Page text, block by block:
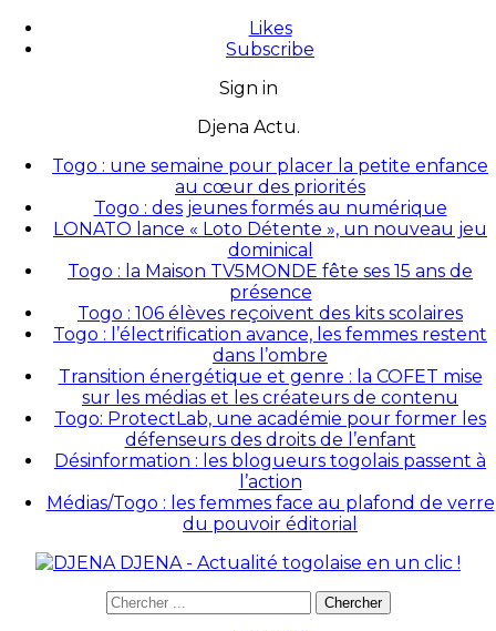
Likes
Subscribe
Sign in
Djena Actu.
Togo : une semaine pour placer la petite enfance
au cœur des priorités
Togo : des jeunes formés au numérique
LONATO lance « Loto Détente », un nouveau jeu
dominical
Togo : la Maison TV5MONDE fête ses 15 ans de
présence
Togo : 106 élèves reçoivent des kits scolaires
Togo : l’électrification avance, les femmes restent
dans l’ombre
Transition énergétique et genre : la COFET mise
sur les médias et les créateurs de contenu
Togo: ProtectLab, une académie pour former les
défenseurs des droits de l’enfant
Désinformation : les blogueurs togolais passent à
l’action
Médias/Togo : les femmes face au plafond de verre
du pouvoir éditorial
DJENA - Actualité togolaise en un clic !